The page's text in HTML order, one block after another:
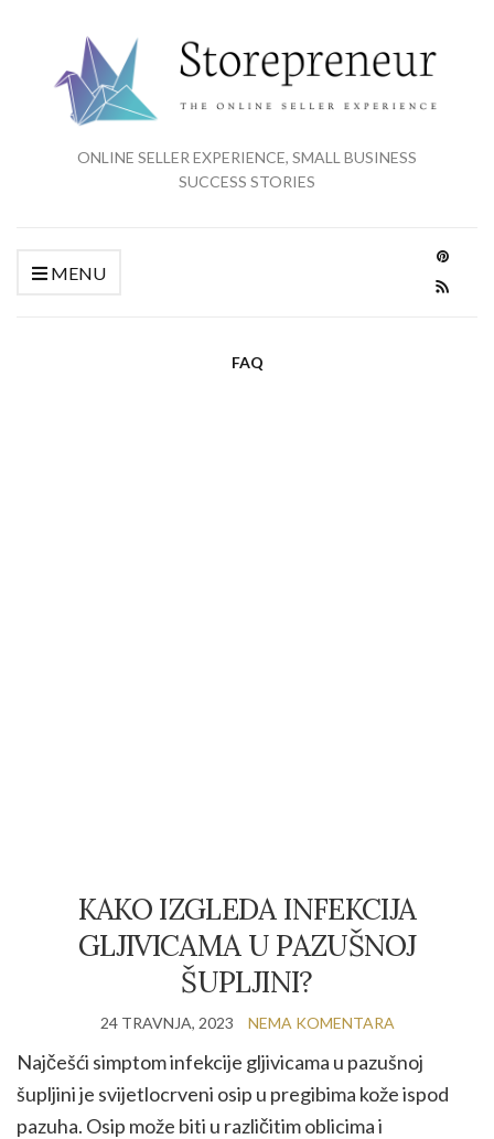
ONLINE SELLER EXPERIENCE, SMALL BUSINESS
SUCCESS STORIES
MENU
FAQ
KAKO IZGLEDA INFEKCIJA
GLJIVICAMA U PAZUŠNOJ
ŠUPLJINI?
24 TRAVNJA, 2023 NEMA KOMENTARA
Najčešći simptom infekcije gljivicama u pazušnoj
šupljini je svijetlocrveni osip u pregibima kože ispod
pazuha. Osip može biti u različitim oblicima i